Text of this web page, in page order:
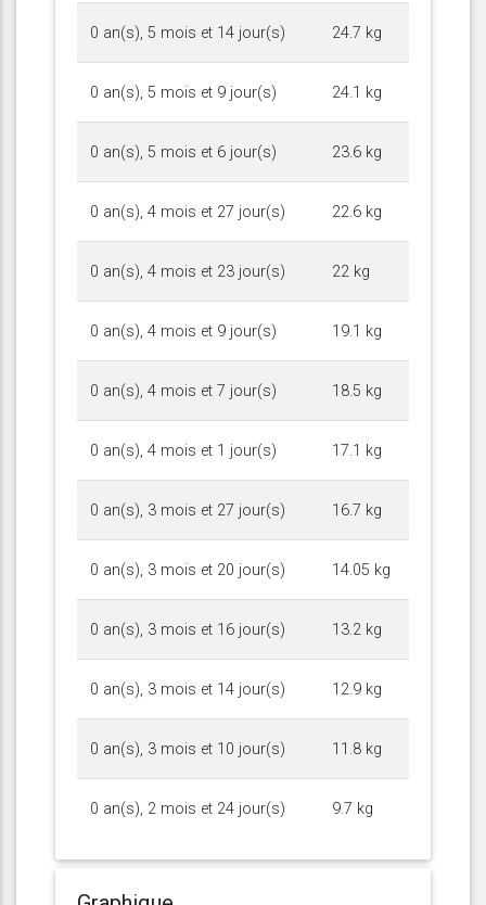
0 an(s), 5 mois et 14 jour(s) 24.7 kg
0 an(s), 5 mois et 9 jour(s) 24.1 kg
0 an(s), 5 mois et 6 jour(s) 23.6 kg
0 an(s), 4 mois et 27 jour(s) 22.6 kg
0 an(s), 4 mois et 23 jour(s) 22 kg
0 an(s), 4 mois et 9 jour(s) 19.1 kg
0 an(s), 4 mois et 7 jour(s) 18.5 kg
0 an(s), 4 mois et 1 jour(s) 17.1 kg
0 an(s), 3 mois et 27 jour(s) 16.7 kg
0 an(s), 3 mois et 20 jour(s) 14.05 kg
0 an(s), 3 mois et 16 jour(s) 13.2 kg
0 an(s), 3 mois et 14 jour(s) 12.9 kg
0 an(s), 3 mois et 10 jour(s) 11.8 kg
0 an(s), 2 mois et 24 jour(s) 9.7 kg